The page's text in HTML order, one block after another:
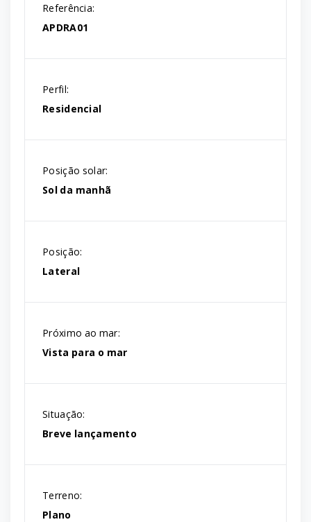
Referência:
APDRA01
Perfil:
Residencial
Posição solar:
Sol da manhã
Posição:
Lateral
Próximo ao mar:
Vista para o mar
Situação:
Breve lançamento
Terreno:
Plano